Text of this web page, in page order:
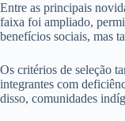
Entre as principais
faixa foi ampliado,
benefícios sociais, mas
Os critérios de seleção
integrantes com
disso, comunidades